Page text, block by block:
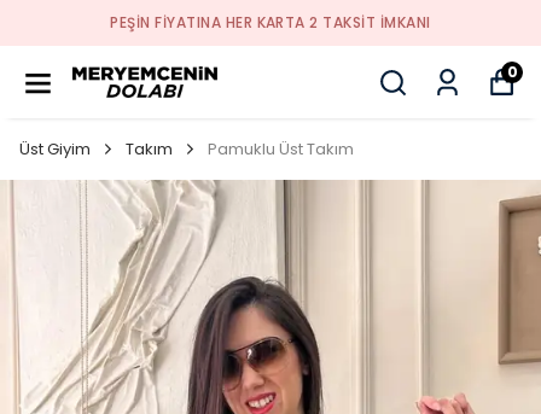
PEŞİN FİYATINA HER KARTA 2 TAKSİT İMKANI
0
Üst Giyim Takım Pamuklu Üst Takım